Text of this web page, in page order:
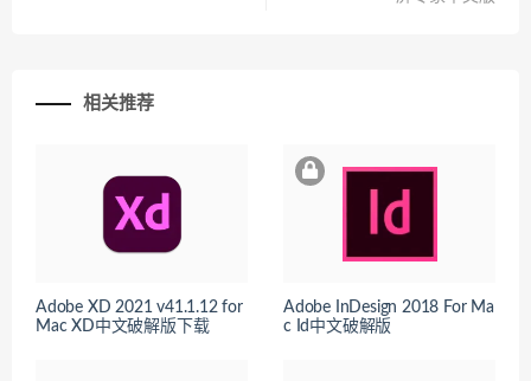
相关推荐
Adobe XD 2021 v41.1.12 for
Mac XD中文破解版下载
Adobe InDesign 2018 For Ma
c Id中文破解版